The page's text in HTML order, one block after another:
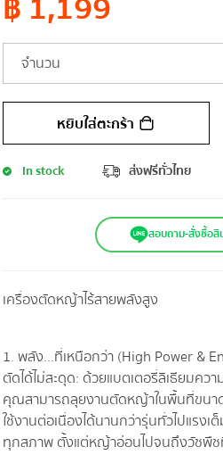
จำนวน
หยิบใส่ตะกร้า
In stock ส่งฟรีทั่วไทย
สอบถาม-สั่งซื้อสิ
เครื่องตัดหญ้าไร้สายพลังสูง
1. พลัง...ที่เหนือกว่า (High Power &
ตัดได้ไม่สะดุด: ด้วยแบตเตอรี่ลิเธียมคว
คุณสามารถลุยงานตัดหญ้าในพื้นที่ขนา
ใช้งานต่อเนื่องได้นานกว่ารุ่นทั่วไปแร
ทุกสภาพ ตั้งแต่หญ้าอ่อนไปจนถึงวัชพืช